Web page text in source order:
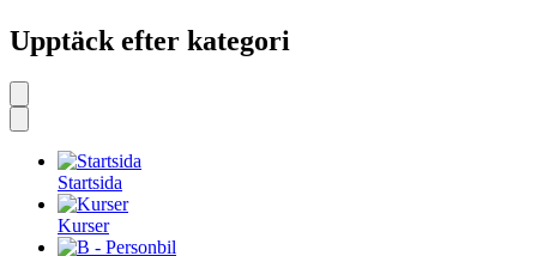
Upptäck efter kategori
Startsida
Kurser